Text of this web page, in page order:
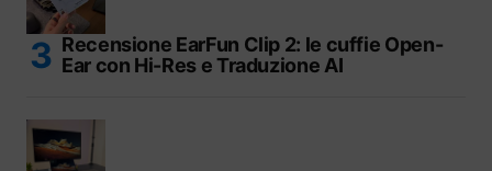
Recensione EarFun Clip 2: le cuffie Open-
Ear con Hi-Res e Traduzione AI